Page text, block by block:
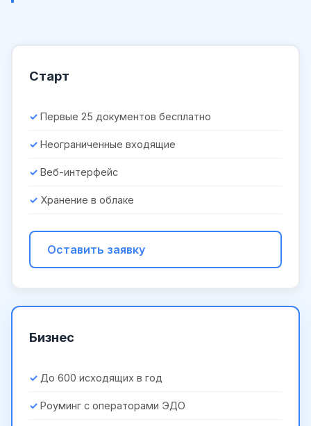
Старт
Первые 25 документов бесплатно
Неограниченные входящие
Веб-интерфейс
Хранение в облаке
Оставить заявку
Бизнес
До 600 исходящих в год
Роуминг с операторами ЭДО